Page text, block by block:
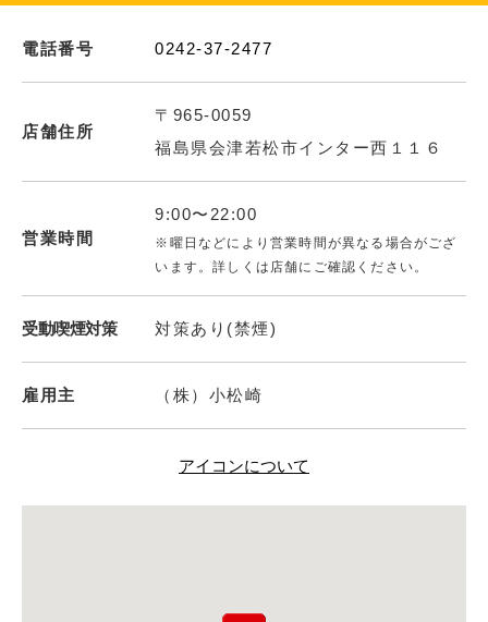
電話番号 0242-37-2477
店舗住所
〒965-0059
福島県会津若松市インター西１１６
営業時間
9:00〜22:00
※曜日などにより営業時間が異なる場合がござ
います。詳しくは店舗にご確認ください。
受動喫煙対策 対策あり(禁煙)
雇用主 （株）小松崎
アイコンについて